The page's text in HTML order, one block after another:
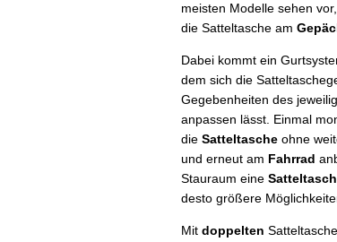
meisten Modelle sehen
die Satteltasche am
Dabei kommt ein
dem sich die
Gegebenheiten des
anpassen lässt. Einmal
die Satteltasche ohne
und erneut am Fahrrad
Stauraum eine
desto größere
Mit doppelten